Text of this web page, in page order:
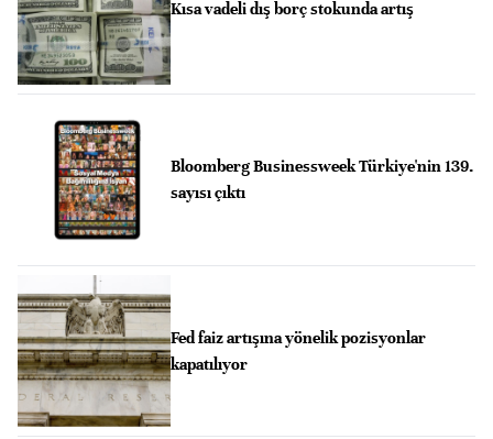
Kısa vadeli dış borç stokunda artış
Bloomberg Businessweek Türkiye'nin 139.
sayısı çıktı
Fed faiz artışına yönelik pozisyonlar
kapatılıyor